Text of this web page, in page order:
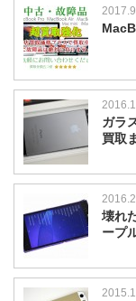
ガラ
買取
壊れ
ープ